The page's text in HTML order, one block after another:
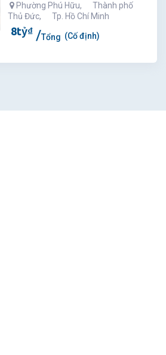
Phường Phú Hữu,
Thành phố
Thủ Đức, Tp. Hồ Chí Minh
8tỷ₫ Tổng (Cố định)